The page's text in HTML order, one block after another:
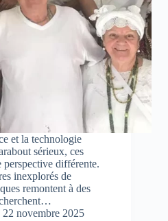
et la technologie
sérieux, ces
différente.
inexplorés de
remontent à des
22 novembre 2025